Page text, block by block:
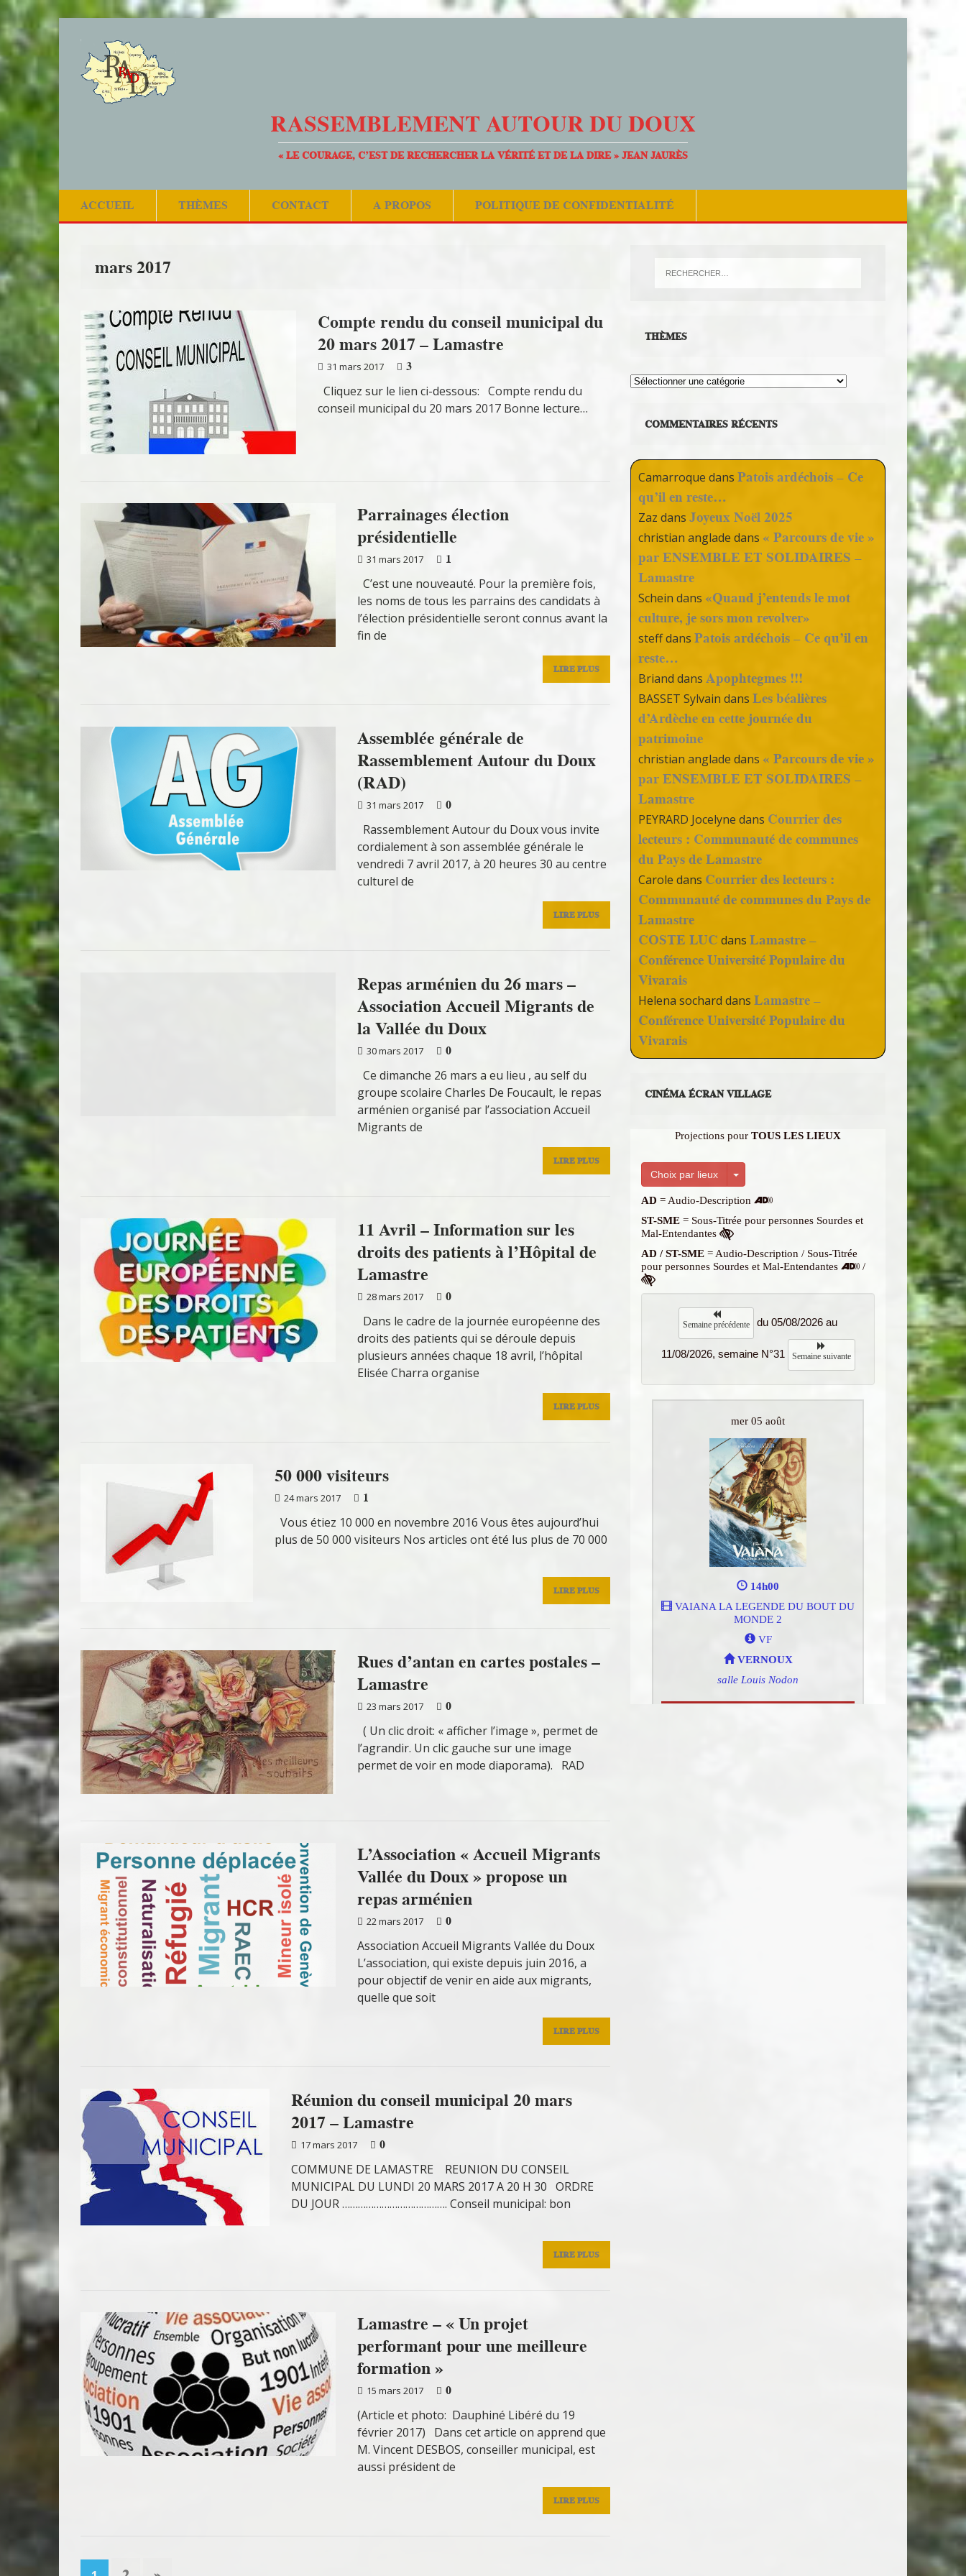
RASSEMBLEMENT AUTOUR DU DOUX
« LE COURAGE, C’EST DE RECHERCHER LA VÉRITÉ ET DE LA DIRE » JEAN JAURÈS
ACCUEIL THÈMES CONTACT A PROPOS POLITIQUE DE CONFIDENTIALITÉ
mars 2017
Compte rendu du conseil municipal du
20 mars 2017 – Lamastre
31 mars 2017
3
Cliquez sur le lien ci-dessous: Compte rendu du
conseil municipal du 20 mars 2017 Bonne lecture…
Parrainages élection
présidentielle
31 mars 2017
1
C’est une nouveauté. Pour la première fois,
les noms de tous les parrains des candidats à
l’élection présidentielle seront connus avant la
fin de
LIRE PLUS
Assemblée générale de
Rassemblement Autour du Doux
(RAD)
31 mars 2017
0
Rassemblement Autour du Doux vous invite
cordialement à son assemblée générale le
vendredi 7 avril 2017, à 20 heures 30 au centre
culturel de
LIRE PLUS
Repas arménien du 26 mars –
Association Accueil Migrants de
la Vallée du Doux
30 mars 2017
0
Ce dimanche 26 mars a eu lieu , au self du
groupe scolaire Charles De Foucault, le repas
arménien organisé par l’association Accueil
Migrants de
LIRE PLUS
11 Avril – Information sur les
droits des patients à l’Hôpital de
Lamastre
28 mars 2017
0
Dans le cadre de la journée européenne des
droits des patients qui se déroule depuis
plusieurs années chaque 18 avril, l’hôpital
Elisée Charra organise
LIRE PLUS
50 000 visiteurs
24 mars 2017
1
Vous étiez 10 000 en novembre 2016 Vous êtes aujourd’hui
plus de 50 000 visiteurs Nos articles ont été lus plus de 70 000
LIRE PLUS
Rues d’antan en cartes postales –
Lamastre
23 mars 2017
0
( Un clic droit: « afficher l’image », permet de
l’agrandir. Un clic gauche sur une image
permet de voir en mode diaporama). RAD
L’Association « Accueil Migrants
Vallée du Doux » propose un
repas arménien
22 mars 2017
0
Association Accueil Migrants Vallée du Doux
L’association, qui existe depuis juin 2016, a
pour objectif de venir en aide aux migrants,
quelle que soit
LIRE PLUS
Réunion du conseil municipal 20 mars
2017 – Lamastre
17 mars 2017
0
COMMUNE DE LAMASTRE REUNION DU CONSEIL
MUNICIPAL DU LUNDI 20 MARS 2017 A 20 H 30 ORDRE
DU JOUR …………………………………. Conseil municipal: bon
LIRE PLUS
Lamastre – « Un projet
performant pour une meilleure
formation »
15 mars 2017
0
(Article et photo: Dauphiné Libéré du 19
février 2017) Dans cet article on apprend que
M. Vincent DESBOS, conseiller municipal, est
aussi président de
LIRE PLUS
THÈMES
Thèmes
COMMENTAIRES RÉCENTS
Camarroque dansPatois ardéchois – Ce
qu’il en reste…
Zaz dansJoyeux Noël 2025
christian anglade dans « Parcours de vie »
par ENSEMBLE ET SOLIDAIRES –
Lamastre
Schein dans «Quand j’entends le mot
culture, je sors mon revolver»
steffdansPatois ardéchois – Ce qu’il en
reste…
Briand dansApophtegmes !!!
BASSET Sylvain dansLes béalières
d’Ardèche en cette journée du
patrimoine
christian anglade dans« Parcours de vie »
par ENSEMBLE ET SOLIDAIRES –
Lamastre
PEYRARD Jocelyne dans Courrier des
lecteurs : Communauté de communes
du Pays de Lamastre
Carole dans Courrier des lecteurs :
Communauté de communes du Pays de
Lamastre
COSTE LUC dansLamastre –
Conférence Université Populaire du
Vivarais
Helena sochard dansLamastre –
Conférence Université Populaire du
Vivarais
CINÉMA ÉCRAN VILLAGE